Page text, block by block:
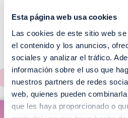
Esta página web usa cookies
Las cookies de este sitio web
el contenido y los anuncios,
sociales y analizar el tráfico.
información sobre el uso que
nuestros partners de redes
web, quienes pueden
que les haya proporcionado o
¡No te pierdas
EVENTOS!
Ver todos >
m